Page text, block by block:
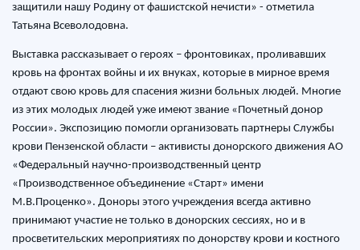
защитили нашу Родину от фашистской нечисти» - отметила
Татьяна Всеволодовна.
Выставка рассказывает о героях – фронтовиках, проливавших
кровь на фронтах войны и их внуках, которые в мирное время
отдают свою кровь для спасения жизни больных людей. Многие
из этих молодых людей уже имеют звание «Почетный донор
России». Экспозицию помогли организовать партнеры Службы
крови Пензенской области – активисты донорского движения АО
«Федеральный научно-производственный центр
«Производственное объединение «Старт» имени
М.В.Проценко». Доноры этого учреждения всегда активно
принимают участие не только в донорских сессиях, но и в
просветительских мероприятиях по донорству крови и костного